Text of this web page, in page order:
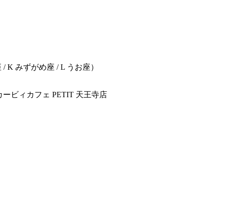
K みずがめ座 / L うお座）
ビィカフェ PETIT 天王寺店